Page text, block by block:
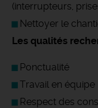
(interrupteurs,
Nettoyer le
Les qualités
Ponctualité
Travail en équipe
Respect des